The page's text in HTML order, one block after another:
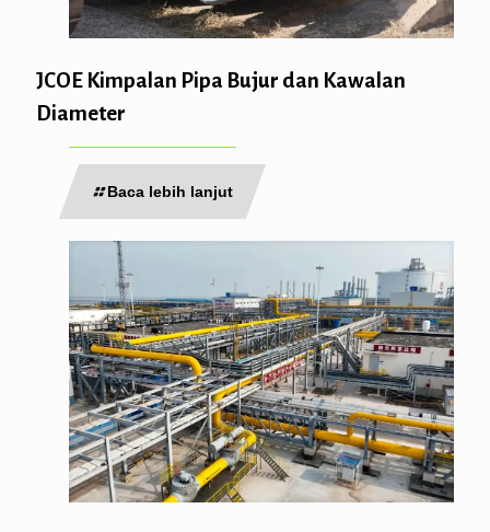
JCOE Kimpalan Pipa Bujur dan Kawalan
Diameter
Baca lebih lanjut